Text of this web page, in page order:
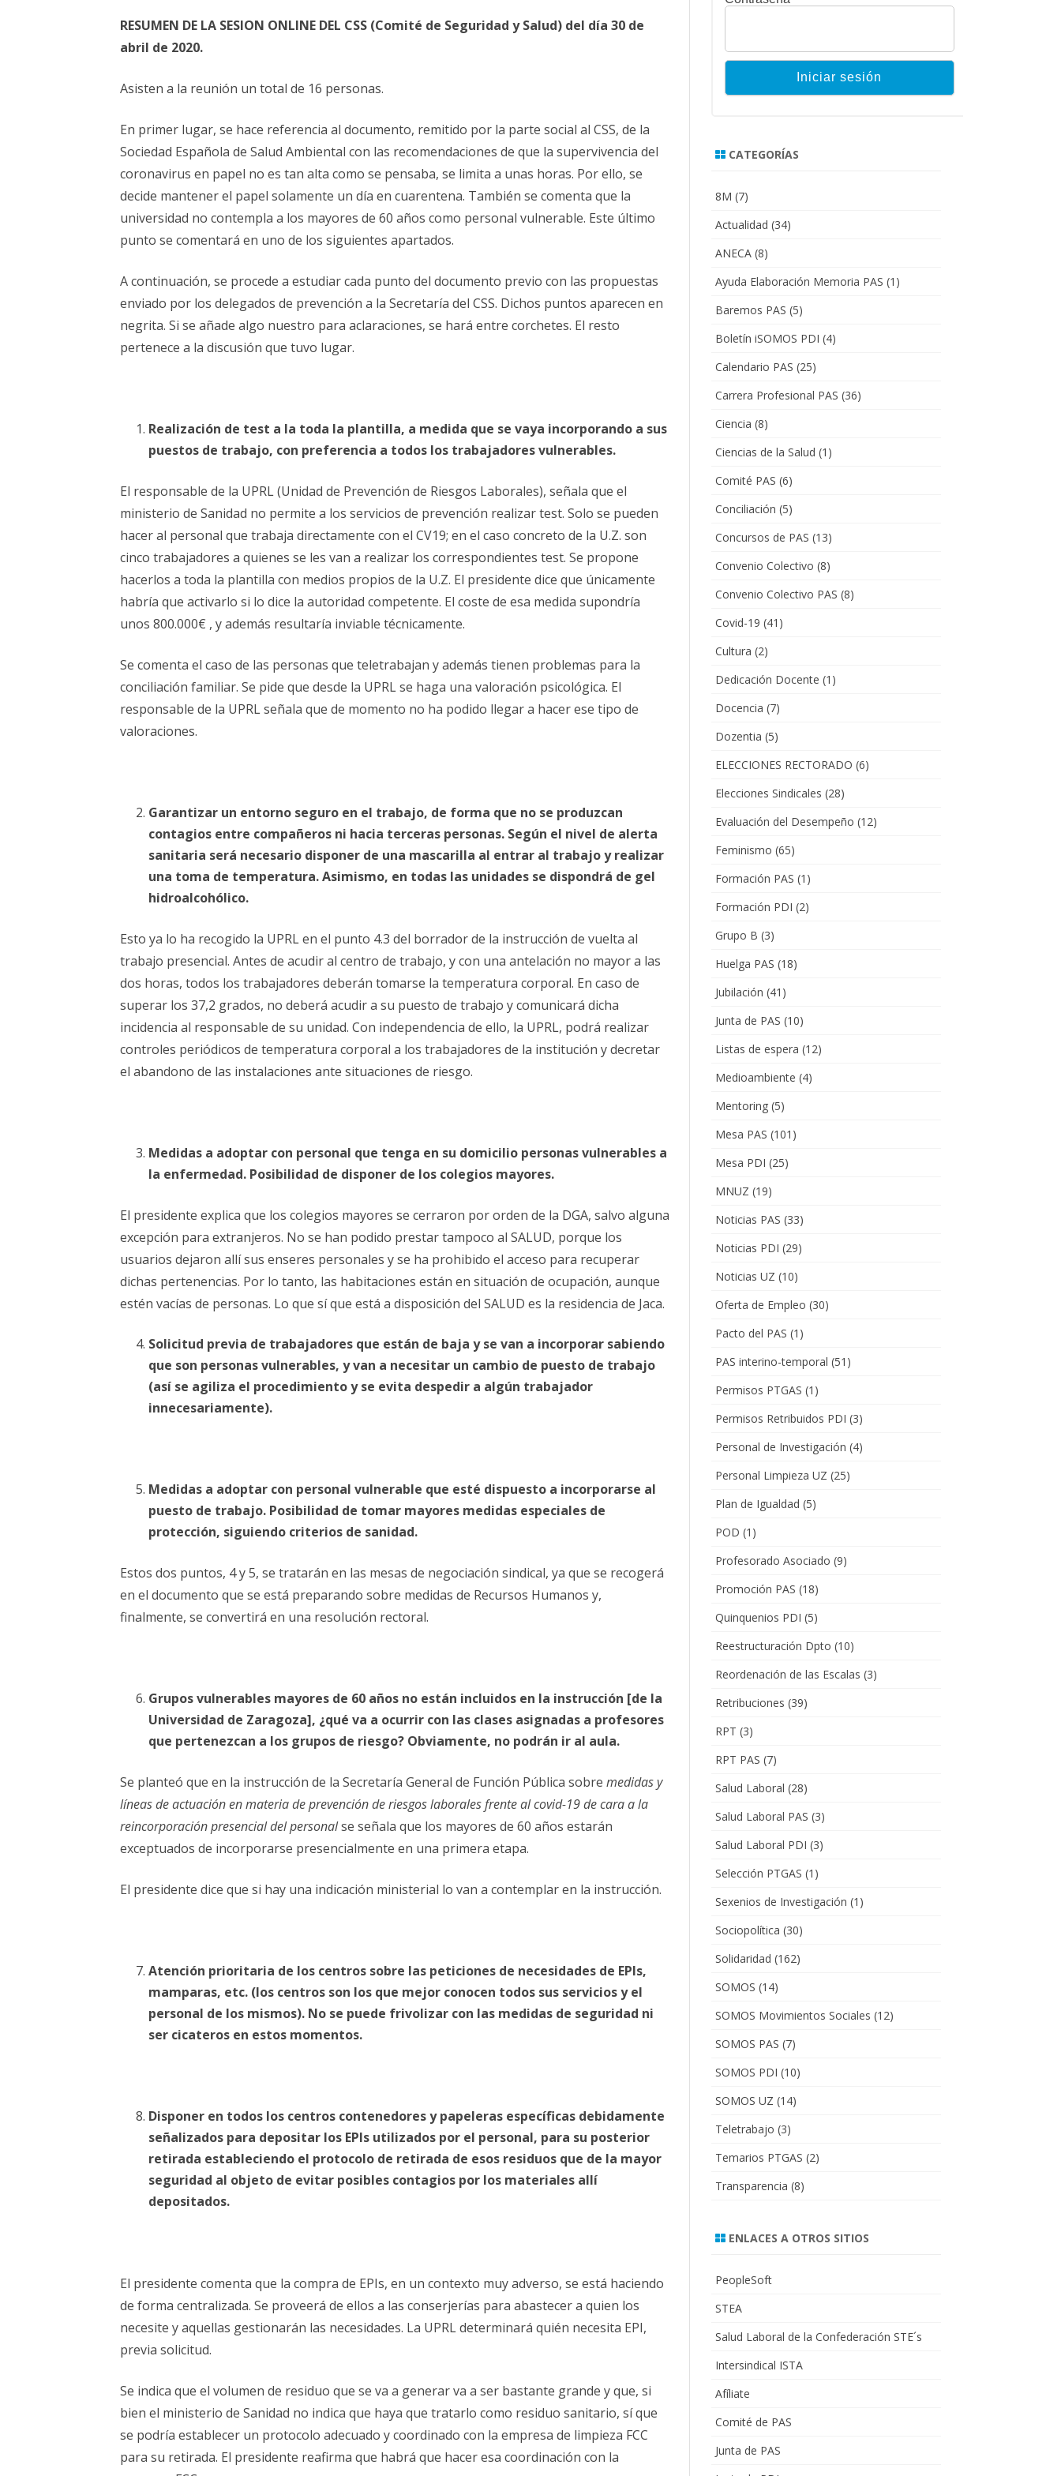
FEMINISMO E IGUALDAD ACTUALIDAD
MUJERES DE LA INTERSINDICAL
Comité
de
RESUMEN DE LA SESION ONLINE DEL CSS (Comité de Seguridad y Salud) del día 30 de
abril de 2020.
Asisten a la reunión un total de 16 personas.
En primer lugar, se hace referencia al documento, remitido por la parte social al CSS, de la
Sociedad Española de Salud Ambiental con las recomendaciones de que la supervivencia del
coronavirus en papel no es tan alta como se pensaba, se limita a unas horas. Por ello, se
decide mantener el papel solamente un día en cuarentena. También se comenta que la
universidad no contempla a los mayores de 60 años como personal vulnerable. Este último
punto se comentará en uno de los siguientes apartados.
A continuación, se procede a estudiar cada punto del documento previo con las propuestas
enviado por los delegados de prevención a la Secretaría del CSS. Dichos puntos aparecen en
negrita. Si se añade algo nuestro para aclaraciones, se hará entre corchetes. El resto
pertenece a la discusión que tuvo lugar.
Realización de test a la toda la plantilla, a medida que se vaya incorporando a sus
puestos de trabajo, con preferencia a todos los trabajadores vulnerables.
El responsable de la UPRL (Unidad de Prevención de Riesgos Laborales), señala que el
ministerio de Sanidad no permite a los servicios de prevención realizar test. Solo se pueden
hacer al personal que trabaja directamente con el CV19; en el caso concreto de la U.Z. son
cinco trabajadores a quienes se les van a realizar los correspondientes test. Se propone
hacerlos a toda la plantilla con medios propios de la U.Z. El presidente dice que únicamente
habría que activarlo si lo dice la autoridad competente. El coste de esa medida supondría
unos 800.000€ , y además resultaría inviable técnicamente.
Se comenta el caso de las personas que teletrabajan y además tienen problemas para la
conciliación familiar. Se pide que desde la UPRL se haga una valoración psicológica. El
responsable de la UPRL señala que de momento no ha podido llegar a hacer ese tipo de
valoraciones.
Garantizar un entorno seguro en el trabajo, de forma que no se produzcan
contagios entre compañeros ni hacia terceras personas. Según el nivel de alerta
sanitaria será necesario disponer de una mascarilla al entrar al trabajo y realizar
una toma de temperatura. Asimismo, en todas las unidades se dispondrá de gel
hidroalcohólico.
Esto ya lo ha recogido la UPRL en el punto 4.3 del borrador de la instrucción de vuelta al
trabajo presencial. Antes de acudir al centro de trabajo, y con una antelación no mayor a las
dos horas, todos los trabajadores deberán tomarse la temperatura corporal. En caso de
superar los 37,2 grados, no deberá acudir a su puesto de trabajo y comunicará dicha
incidencia al responsable de su unidad. Con independencia de ello, la UPRL, podrá realizar
controles periódicos de temperatura corporal a los trabajadores de la institución y decretar
el abandono de las instalaciones ante situaciones de riesgo.
Medidas a adoptar con personal que tenga en su domicilio personas vulnerables a
la enfermedad. Posibilidad de disponer de los colegios mayores.
El presidente explica que los colegios mayores se cerraron por orden de la DGA, salvo alguna
excepción para extranjeros. No se han podido prestar tampoco al SALUD, porque los
usuarios dejaron allí sus enseres personales y se ha prohibido el acceso para recuperar
dichas pertenencias. Por lo tanto, las habitaciones están en situación de ocupación, aunque
estén vacías de personas. Lo que sí que está a disposición del SALUD es la residencia de Jaca.
Solicitud previa de trabajadores que están de baja y se van a incorporar sabiendo
que son personas vulnerables, y van a necesitar un cambio de puesto de trabajo
(así se agiliza el procedimiento y se evita despedir a algún trabajador
innecesariamente).
Medidas a adoptar con personal vulnerable que esté dispuesto a incorporarse al
puesto de trabajo. Posibilidad de tomar mayores medidas especiales de
protección, siguiendo criterios de sanidad.
Estos dos puntos, 4 y 5, se tratarán en las mesas de negociación sindical, ya que se recogerá
en el documento que se está preparando sobre medidas de Recursos Humanos y,
finalmente, se convertirá en una resolución rectoral.
Grupos vulnerables mayores de 60 años no están incluidos en la instrucción [de la
Universidad de Zaragoza], ¿qué va a ocurrir con las clases asignadas a profesores
que pertenezcan a los grupos de riesgo? Obviamente, no podrán ir al aula.
Se planteó que en la instrucción de la Secretaría General de Función Pública sobre medidas y
líneas de actuación en materia de prevención de riesgos laborales frente al covid-19 de cara a la
reincorporación presencial del personalse señala que los mayores de 60 años estarán
exceptuados de incorporarse presencialmente en una primera etapa.
El presidente dice que si hay una indicación ministerial lo van a contemplar en la instrucción.
Atención prioritaria de los centros sobre las peticiones de necesidades de EPIs,
mamparas, etc. (los centros son los que mejor conocen todos sus servicios y el
personal de los mismos). No se puede frivolizar con las medidas de seguridad ni
ser cicateros en estos momentos.
Disponer en todos los centros contenedores y papeleras específicas debidamente
señalizados para depositar los EPIs utilizados por el personal, para su posterior
retirada estableciendo el protocolo de retirada de esos residuos que de la mayor
seguridad al objeto de evitar posibles contagios por los materiales allí
depositados.
El presidente comenta que la compra de EPIs, en un contexto muy adverso, se está haciendo
de forma centralizada. Se proveerá de ellos a las conserjerías para abastecer a quien los
necesite y aquellas gestionarán las necesidades. La UPRL determinará quién necesita EPI,
previa solicitud.
Se indica que el volumen de residuo que se va a generar va a ser bastante grande y que, si
bien el ministerio de Sanidad no indica que haya que tratarlo como residuo sanitario, sí que
se podría establecer un protocolo adecuado y coordinado con la empresa de limpieza FCC
para su retirada. El presidente reafirma que habrá que hacer esa coordinación con la
CATEGORÍAS
8M (7)
Actualidad (34)
ANECA(8)
Ayuda Elaboración Memoria PAS (1)
Baremos PAS (5)
Boletín iSOMOS PDI (4)
Calendario PAS (25)
Carrera Profesional PAS (36)
Ciencia (8)
Ciencias de la Salud (1)
Comité PAS (6)
Conciliación (5)
Concursos de PAS (13)
Convenio Colectivo (8)
Convenio Colectivo PAS (8)
Covid-19 (41)
Cultura (2)
Dedicación Docente (1)
Docencia (7)
Dozentia (5)
ELECCIONES RECTORADO (6)
Elecciones Sindicales (28)
Evaluación del Desempeño (12)
Feminismo (65)
Formación PAS (1)
Formación PDI (2)
Grupo B (3)
Huelga PAS (18)
Jubilación (41)
Junta de PAS (10)
Listas de espera (12)
Medioambiente (4)
Mentoring(5)
Mesa PAS (101)
Mesa PDI (25)
MNUZ (19)
Noticias PAS (33)
Noticias PDI (29)
Noticias UZ (10)
Oferta de Empleo (30)
Pacto del PAS (1)
PAS interino-temporal (51)
Permisos PTGAS (1)
Permisos Retribuidos PDI (3)
Personal de Investigación (4)
Personal Limpieza UZ (25)
Plan de Igualdad (5)
POD (1)
Profesorado Asociado (9)
Promoción PAS (18)
Quinquenios PDI (5)
Reestructuración Dpto (10)
Reordenación de las Escalas (3)
Retribuciones (39)
RPT (3)
RPT PAS (7)
Salud Laboral (28)
Salud Laboral PAS (3)
Salud Laboral PDI (3)
Selección PTGAS (1)
Sexenios de Investigación (1)
Sociopolítica (30)
Solidaridad (162)
SOMOS (14)
SOMOS Movimientos Sociales (12)
SOMOS PAS (7)
SOMOS PDI (10)
SOMOS UZ (14)
Teletrabajo (3)
Temarios PTGAS (2)
Transparencia (8)
ENLACES A OTROS SITIOS
PeopleSoft
STEA
Salud Laboral de la Confederación STE´s
Intersindical ISTA
Afíliate
Comité de PAS
Junta de PAS